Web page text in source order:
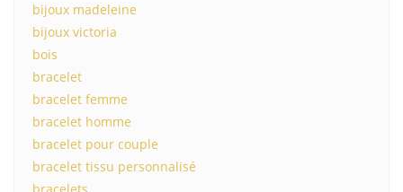
bijoux madeleine
bijoux victoria
bois
bracelet
bracelet femme
bracelet homme
bracelet pour couple
bracelet tissu personnalisé